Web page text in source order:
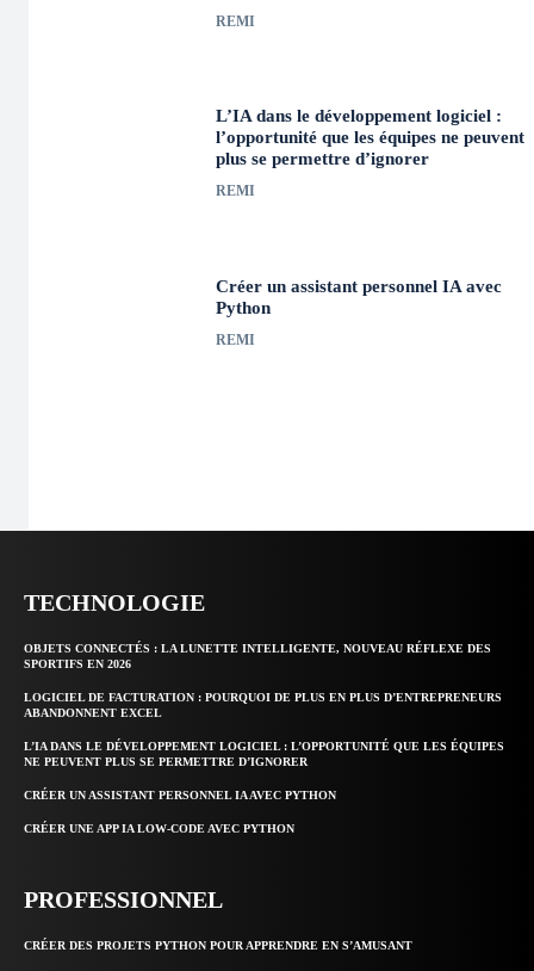
REMI
L’IA dans le développement logiciel :
l’opportunité que les équipes ne peuvent
plus se permettre d’ignorer
REMI
Créer un assistant personnel IA avec
Python
REMI
TECHNOLOGIE
OBJETS CONNECTÉS : LA LUNETTE INTELLIGENTE, NOUVEAU RÉFLEXE DES
SPORTIFS EN 2026
LOGICIEL DE FACTURATION : POURQUOI DE PLUS EN PLUS D’ENTREPRENEURS
ABANDONNENT EXCEL
L’IA DANS LE DÉVELOPPEMENT LOGICIEL : L’OPPORTUNITÉ QUE LES ÉQUIPES
NE PEUVENT PLUS SE PERMETTRE D’IGNORER
CRÉER UN ASSISTANT PERSONNEL IA AVEC PYTHON
CRÉER UNE APP IA LOW-CODE AVEC PYTHON
PROFESSIONNEL
CRÉER DES PROJETS PYTHON POUR APPRENDRE EN S’AMUSANT